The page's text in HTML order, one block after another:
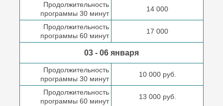
Продолжительность
программы 30 минут
14 000
Продолжительность
программы 60 минут
17 000
03 - 06 января
Продолжительность
программы 30 минут
10 000 руб.
Продолжительность
программы 60 минут
13 000 руб.